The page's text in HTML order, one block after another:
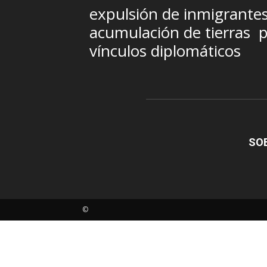
expulsión de
acumulación de tierras
vínculos diplomáticos
©